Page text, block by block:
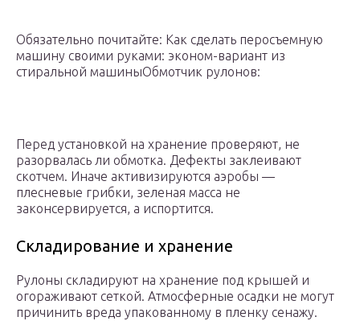
Обязательно почитайте: Как сделать перосъемную
машину своими руками: эконом-вариант из
стиральной машиныОбмотчик рулонов:
Перед установкой на хранение проверяют, не
разорвалась ли обмотка. Дефекты заклеивают
скотчем. Иначе активизируются аэробы —
плесневые грибки, зеленая масса не
законсервируется, а испортится.
Складирование и хранение
Рулоны складируют на хранение под крышей и
огораживают сеткой. Атмосферные осадки не могут
причинить вреда упакованному в пленку сенажу.